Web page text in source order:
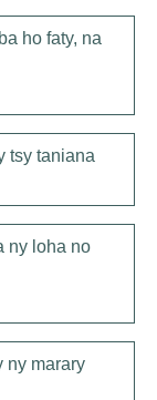
ho faty, na
tsy taniana
ny loha no
ny marary